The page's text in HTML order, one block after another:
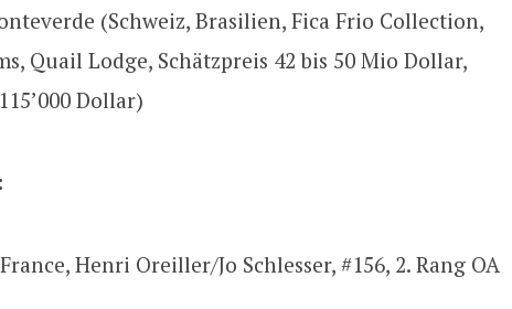
(Schweiz, Brasilien, Fica Frio Collection,
Quail Lodge, Schätzpreis 42 bis 50 Mio Dollar,
Dollar)
Henri Oreiller/Jo Schlesser, #156, 2. Rang OA